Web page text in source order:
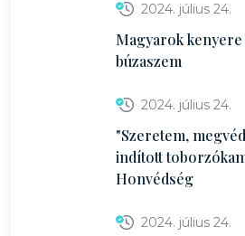
2024. július 24.
Magyarok kenyere
búzaszem
2024. július 24.
"Szeretem,
indított
Honvédség
2024. július 24.